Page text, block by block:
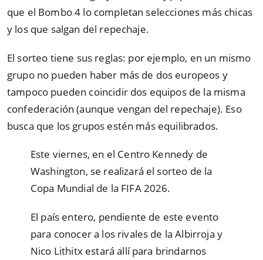
que el Bombo 4 lo completan selecciones más chicas
y los que salgan del repechaje.
El sorteo tiene sus reglas: por ejemplo, en un mismo
grupo no pueden haber más de dos europeos y
tampoco pueden coincidir dos equipos de la misma
confederación (aunque vengan del repechaje). Eso
busca que los grupos estén más equilibrados.
Este viernes, en el Centro Kennedy de
Washington, se realizará el sorteo de la
Copa Mundial de la FIFA 2026.
El país entero, pendiente de este evento
para conocer a los rivales de la Albirroja y
Nico Lithitx estará allí para brindarnos